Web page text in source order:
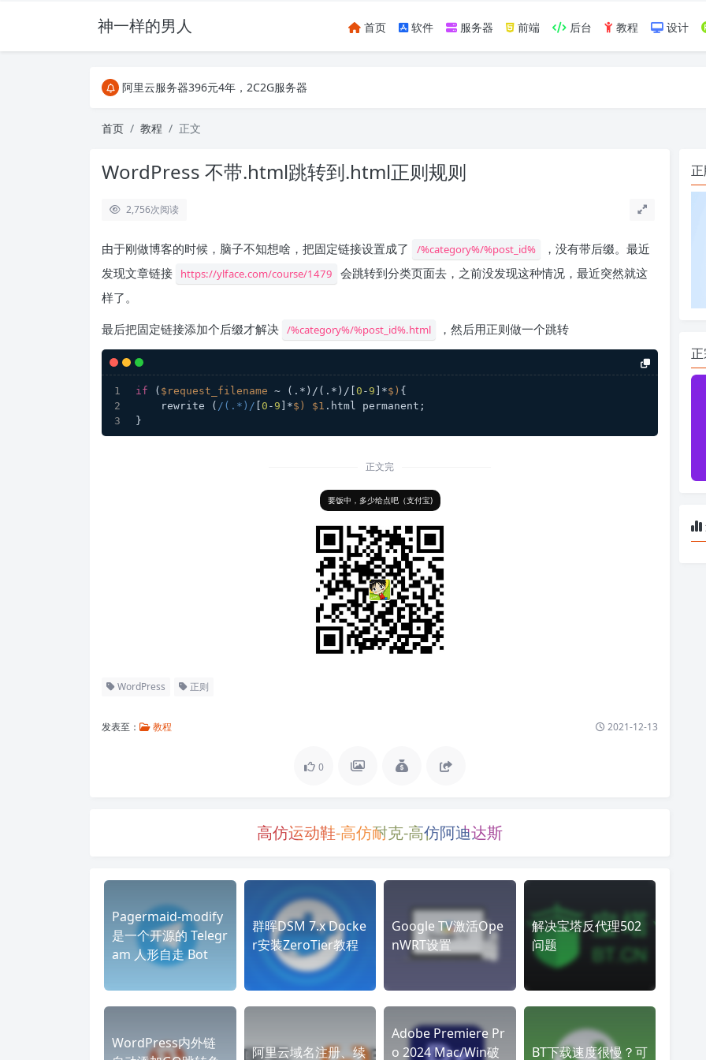
神一样的男人 首页 软件 服务器 前端 后台 教程 设计
阿里云服务器396元4年，2C2G服务器
关注Telegram频道有新消息第一时间推送
阿里云服务器396元4年，2C2G服务器
首页 教程 正文
WordPress 不带.html跳转到.html正则规则
2,756次阅读
由于刚做博客的时候，脑子不知想啥，把固定链接设置成了 /%category%/%post_id%
，没有带后缀。最近
发现文章链接
https://ylface.com/course/1479
会跳转到分类页面去，之前没发现这种情况，最近突然就这
样了。
最后把固定链接添加个后缀才解决 /%category%/%post_id%.html ，然后用正则做一个跳转
if ( $request_filename ~ (.*)/(.*)/[ 0 - 9 ]*$) {
    rewrite (
/(.*)/ 0 - 9 ]*$) $1 .html permanent;
}
正文完
要饭中，多少给点吧（支付宝)
WordPress 正则
发表至： 教程 2021-12-13
0
高仿运动鞋-高仿耐克-高仿阿迪达斯
Pagermaid-modify
是一个开源的 Telegr
am 人形自走 Bot
群晖DSM 7.x Docke
r安装ZeroTier教程
Google TV激活Ope
nWRT设置
解决宝塔反代理502
问题
WordPress内外链
阿里云域名注册、续
Adobe Premiere Pr
o 2024 Mac/Win破
BT下载速度很慢？可